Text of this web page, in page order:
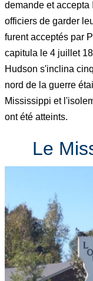
demande et accepta
officiers de garder
furent acceptés par
capitula le 4 juillet
Hudson s'inclina
nord de la guerre
Mississippi et
ont été atteints.
Le